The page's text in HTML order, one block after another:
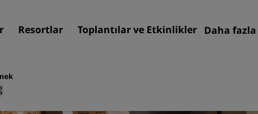
Resortlar Toplantılar ve Etkinlikler Daha fazla